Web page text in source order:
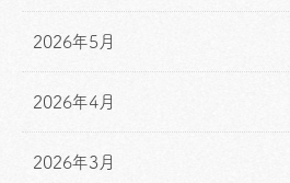
2026年5月
2026年4月
2026年3月